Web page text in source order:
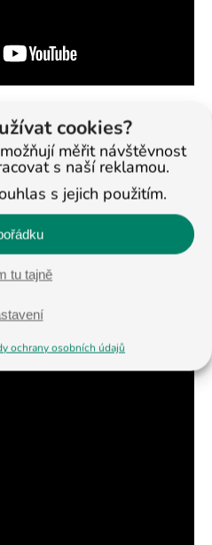
cookies?
měřit návštěvnost
s naší reklamou.
s jejich použitím.
tu tajně
ochrany osobních údajů
a pochopení
významu
používat.